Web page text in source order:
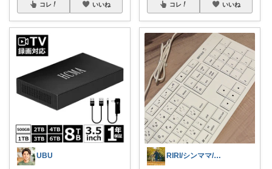
コレ いいね
UBU
コレ いいね
RIRI/シンママ/二児の母/フリー